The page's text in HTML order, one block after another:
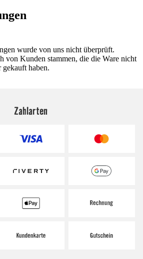
wurde von uns nicht überprüft.
von Kunden stammen, die die Ware nicht
haben.
Zahlarten